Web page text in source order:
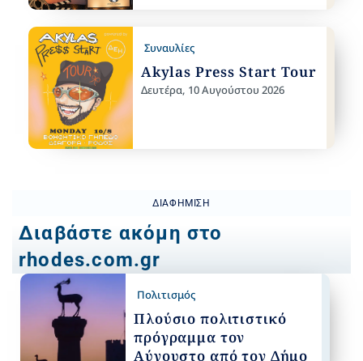
Συναυλίες
Akylas Press Start Tour
Δευτέρα, 10 Αυγούστου 2026
ΔΙΑΦΉΜΙΣΗ
Διαβάστε ακόμη στο
rhodes.com.gr
Πολιτισμός
Πλούσιο πολιτιστικό
πρόγραμμα τον
Αύγουστο από τον Δήμο